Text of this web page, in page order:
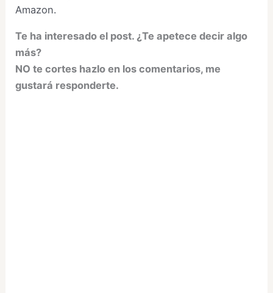
Amazon.
Te ha interesado el post. ¿Te apetece decir algo
más?
NO te cortes hazlo en los comentarios, me
gustará responderte.